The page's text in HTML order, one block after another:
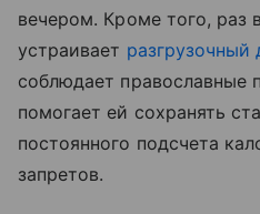
вечером. Кроме того, раз
устраивает разгрузочный
соблюдает православные
помогает ей сохранять
постоянного подсчета
запретов.